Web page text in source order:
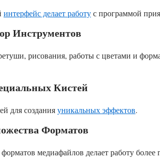
интерфейс делает работус программой
Инструментов
рисования, работы с цветами и
Кистей
для созданияуникальных эффектов.
Форматов
медиафайлов делает работу более